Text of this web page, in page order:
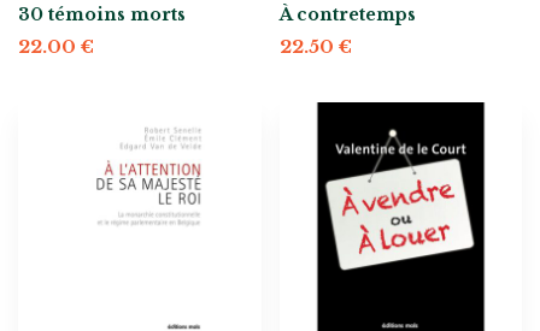
30 témoins morts
22.00 €
À contretemps
22.50 €